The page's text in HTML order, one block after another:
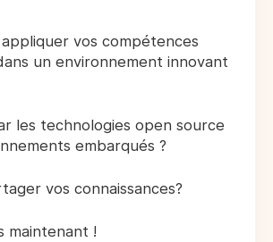
vos compétences
un environnement innovant
les technologies open source
embarqués ?
vos connaissances?
maintenant !